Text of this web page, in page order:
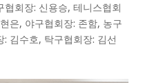
회장: 신용승, 테니스협회
은, 야구협회장: 존함, 농구
김수호, 탁구협회장: 김선